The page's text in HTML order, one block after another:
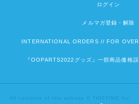
ログイン
メルマガ登録・解除
INTERNATIONAL ORDERS // FOR
『OOPARTS2022グッズ』一部商品価格
All contents of this website © THISTIME Inc.